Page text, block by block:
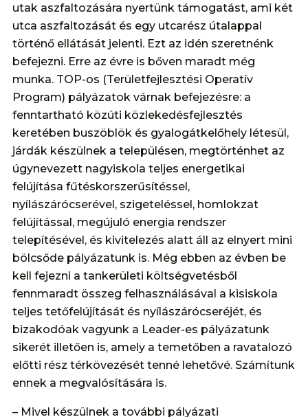
utak aszfaltozására nyertünk támogatást, ami két
utca aszfaltozását és egy utcarész útalappal
történő ellátását jelenti. Ezt az idén szeretnénk
befejezni. Erre az évre is bőven maradt még
munka. TOP-os (Területfejlesztési Operatív
Program) pályázatok várnak befejezésre: a
fenntartható közúti közlekedésfejlesztés
keretében buszöblök és gyalogátkelőhely létesül,
járdák készülnek a településen, megtörténhet az
úgynevezett nagyiskola teljes energetikai
felújítása fűtéskorszerűsítéssel,
nyílászárócserével, szigeteléssel, homlokzat
felújítással, megújuló energia rendszer
telepítésével, és kivitelezés alatt áll az elnyert mini
bölcsőde pályázatunk is. Még ebben az évben be
kell fejezni a tankerületi költségvetésből
fennmaradt összeg felhasználásával a kisiskola
teljes tetőfelújítását és nyílászárócseréjét, és
bizakodóak vagyunk a Leader-es pályázatunk
sikerét illetően is, amely a temetőben a ravatalozó
előtti rész térkövezését tenné lehetővé. Számítunk
ennek a megvalósítására is.
– Mivel készülnek a további pályázati